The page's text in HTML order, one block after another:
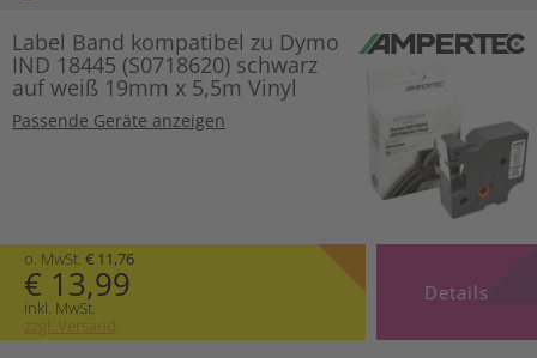
Label Band kompatibel zu Dymo
IND 18445 (S0718620) schwarz
auf weiß 19mm x 5,5m Vinyl
Passende Geräte anzeigen
o. MwSt. € 11,76
€ 13,99
inkl. MwSt.
zzgl. Versand
Details